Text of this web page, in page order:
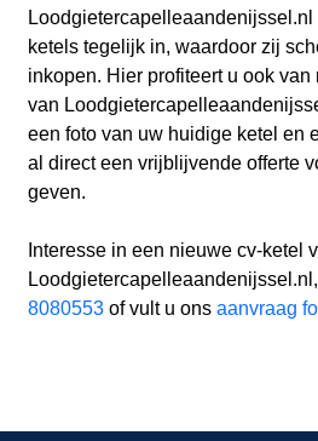
ketels tegelijk in, waardoor zij
inkopen. Hier profiteert u ook
van
een foto van uw huidige ketel en
al direct een vrijblijvende offerte
geven.
Interesse in een nieuwe cv-ketel
8080553of vult u ons aanvraag